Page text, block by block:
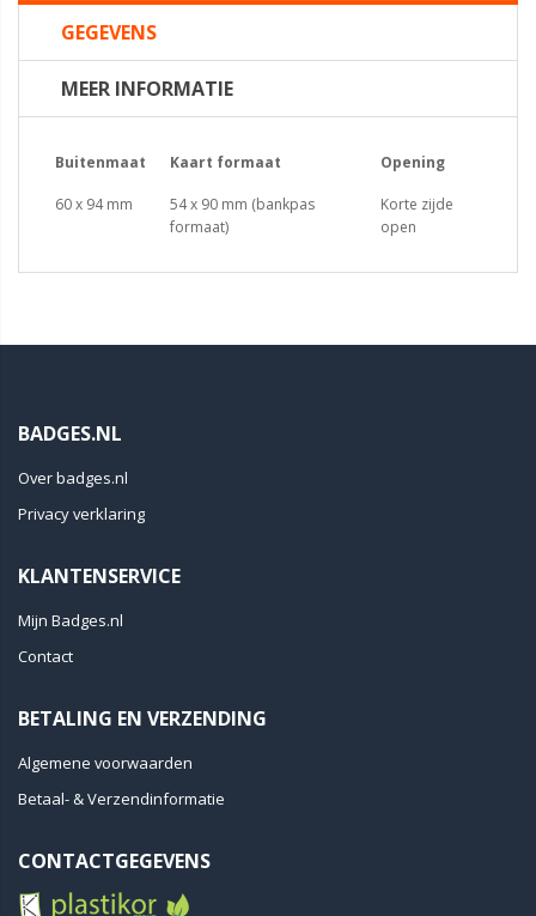
GEGEVENS
MEER INFORMATIE
Buitenmaat Kaart formaat Opening
60 x 94 mm
54 x 90 mm (bankpas
formaat)
Korte zijde
open
BADGES.NL
Over badges.nl
Privacy verklaring
KLANTENSERVICE
Mijn Badges.nl
Contact
BETALING EN VERZENDING
Algemene voorwaarden
Betaal- & Verzendinformatie
CONTACTGEGEVENS